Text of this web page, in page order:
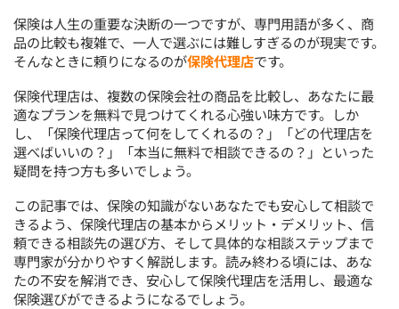
保険は人生の重要な決断の一つですが、専門用語が多く、商
品の比較も複雑で、一人で選ぶには難しすぎるのが現実です。
そんなときに頼りになるのが保険代理店です。
保険代理店は、複数の保険会社の商品を比較し、あなたに最
適なプランを無料で見つけてくれる心強い味方です。しか
し、「保険代理店って何をしてくれるの？」「どの代理店を
選べばいいの？」「本当に無料で相談できるの？」といった
疑問を持つ方も多いでしょう。
この記事では、保険の知識がないあなたでも安心して相談で
きるよう、保険代理店の基本からメリット・デメリット、信
頼できる相談先の選び方、そして具体的な相談ステップまで
専門家が分かりやすく解説します。読み終わる頃には、あな
たの不安を解消でき、安心して保険代理店を活用し、最適な
保険選びができるようになるでしょう。